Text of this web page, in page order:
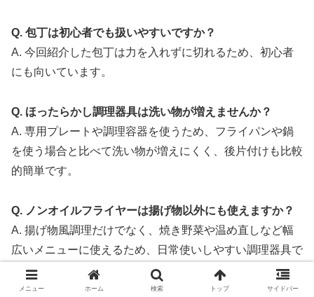
Q. 包丁は初心者でも扱いやすいですか？
A. 今回紹介した包丁は力を入れずに切れるため、初心者
にも向いています。
Q. ほったらかし調理器具は洗い物が増えませんか？
A. 専用プレートや調理容器を使うため、フライパンや鍋
を使う場合と比べて洗い物が増えにくく、後片付けも比較
的簡単です。
Q. ノンオイルフライヤーは揚げ物以外にも使えますか？
A. 揚げ物風調理だけでなく、焼き野菜や温め直しなど幅
広いメニューに使えるため、日常使いしやすい調理器具で
す。
メニュー ホーム 検索 トップ サイドバー